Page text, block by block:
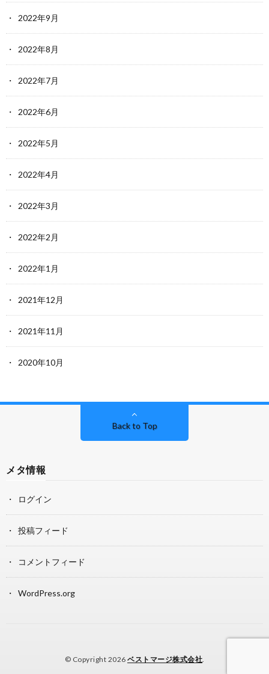
2022年9月
2022年8月
2022年7月
2022年6月
2022年5月
2022年4月
2022年3月
2022年2月
2022年1月
2021年12月
2021年11月
2020年10月
Back to Top
メタ情報
ログイン
投稿フィード
コメントフィード
WordPress.org
© Copyright 2026 ベストマージ株式会社.